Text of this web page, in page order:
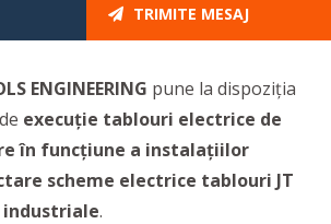
TRIMITE MESAJ
ENGINEERING pune la dispoziţia
execuţie tablouri electrice de
în funcţiune a instalaţiilor
scheme electrice tablouri JT
.